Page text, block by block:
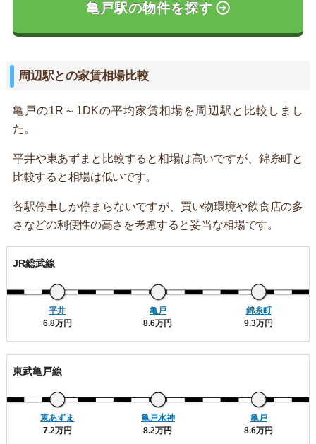
亀戸駅の物件を探す
周辺駅との家賃相場比較
亀戸の1R～1DKの平均家賃相場を周辺駅と比較しまし
た。
平井や東あずまと比較すると相場は高いですが、錦糸町と
比較すると相場は低いです。
各駅停車しか停まらないですが、買い物環境や飲食店の多
さなどの利便性の高さを考慮すると妥当な相場です。
JR総武線
平井
6.8万円
亀戸
8.6万円
錦糸町
9.3万円
東武亀戸線
東あずま
7.2万円
亀戸水神
8.2万円
亀戸
8.6万円